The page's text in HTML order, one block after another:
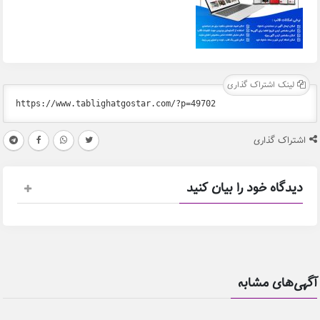
لینک اشتراک گذاری
اشتراک گذاری
دیدگاه خود را بیان کنید
آگهی‌های مشابه